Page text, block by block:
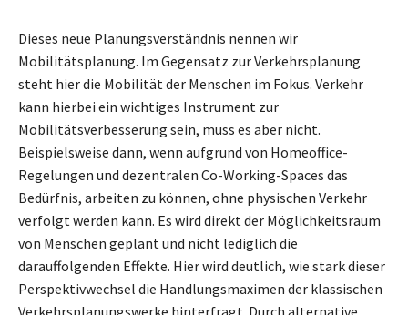
Dieses neue Planungsverständnis nennen wir
Mobilitätsplanung. Im Gegensatz zur Verkehrsplanung
steht hier die Mobilität der Menschen im Fokus. Verkehr
kann hierbei ein wichtiges Instrument zur
Mobilitätsverbesserung sein, muss es aber nicht.
Beispielsweise dann, wenn aufgrund von Homeoffice-
Regelungen und dezentralen Co-Working-Spaces das
Bedürfnis, arbeiten zu können, ohne physischen Verkehr
verfolgt werden kann. Es wird direkt der Möglichkeitsraum
von Menschen geplant und nicht lediglich die
darauffolgenden Effekte. Hier wird deutlich, wie stark dieser
Perspektivwechsel die Handlungsmaximen der klassischen
Verkehrsplanungswerke hinterfragt. Durch alternative,